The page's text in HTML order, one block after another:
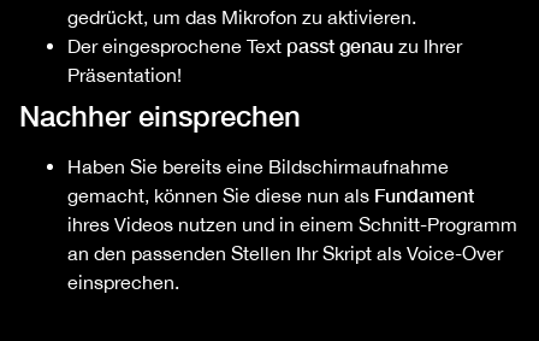
gedrückt, um das Mikrofon zu aktivieren.
Der eingesprochene Text passt genau zu Ihrer
Präsentation!
Nachher einsprechen
Haben Sie bereits eine Bildschirmaufnahme
gemacht, können Sie diese nun als Fundament
ihres Videos nutzen und in einem Schnitt-Programm
an den passenden Stellen Ihr Skript als Voice-Over
einsprechen.